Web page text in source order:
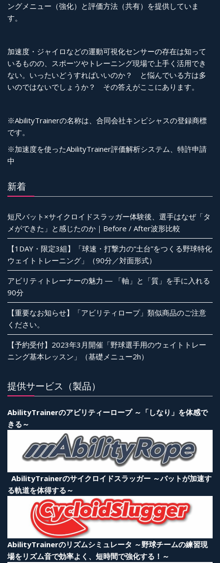
ングメニュー（強化）と評価方法（共有）を提供していま
す。
加速度・ジャイロなどの運動可視化センサーの存在は知って
いるものの、スポーツやトレーニング現場で上手く活用でき
ない。いったいどうすればいいのか？ と悩んでいる方は多
いのではないでしょうか？ その答えがここにあります。
※AbilityTrainerの名称は、合同会社キンビシャスの登録商標
です。
※加速度を使ったAbilityTrainer評価解析システム、特許申請
中
新着
短尺バット×サイクロイドスラッガー体験後、選手はなぜ「タ
メができた」と感じたのか｜Before / After波形比較
【1DAY・限定3組】「球速・打撃力の“土台”をつくる野球特化
ウェイトトレーニング」（90分／対面形式）
アビリティトレーナーの魅力 ― 「軸」と「質」を手に入れる
90分
【重要なお知らせ】「アビリティロープ」類似商品のご注意
ください。
【予約受付】2023年3月開催「野球選手用のウェイトトレー
ニング基本レッスン」（基礎メニュー2h）
提供サービス（製品）
AbilityTrainerのアビリティーロープ ～「しなり」を体感で
きる～
AbilityTrainerのサイクロイドスラッガー ～バットが加速す
る軌道を体得する～
AbilityTrainerのリズムシミュレータ ～野球チームの練習現
場をリズム音で効率よく、短時間で強化する！～